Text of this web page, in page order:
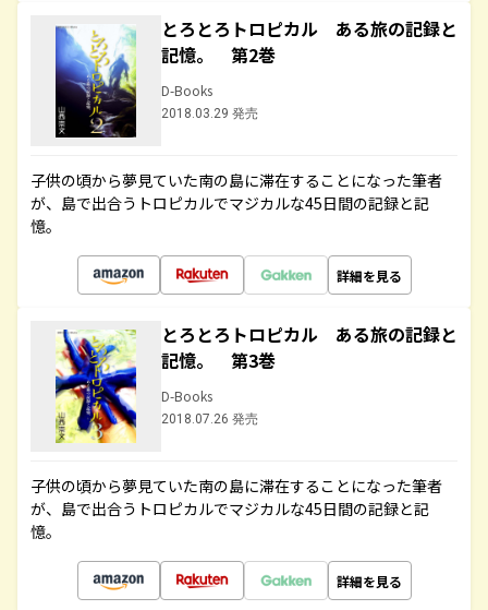
とろとろトロピカル ある旅の記録と
記憶。 第2巻
D-Books
2018.03.29 発売
子供の頃から夢見ていた南の島に滞在することになった筆者
が、島で出合うトロピカルでマジカルな45日間の記録と記
憶。
詳細を見る
とろとろトロピカル ある旅の記録と
記憶。 第3巻
D-Books
2018.07.26 発売
子供の頃から夢見ていた南の島に滞在することになった筆者
が、島で出合うトロピカルでマジカルな45日間の記録と記
憶。
詳細を見る